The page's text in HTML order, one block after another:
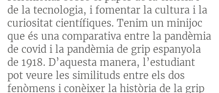
de la tecnologia, i fomentar la cultura i la
curiositat científiques. Tenim un minijoc
que és una comparativa entre la pandèmia
de covid i la pandèmia de grip espanyola
de 1918. D’aquesta manera, l’estudiant
pot veure les similituds entre els dos
fenòmens i conèixer la història de la grip